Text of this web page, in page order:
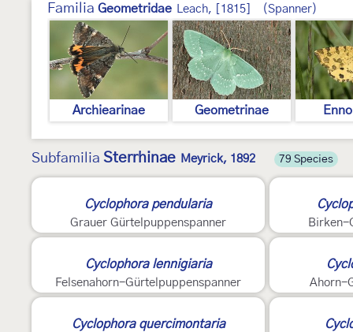
Familia Geometridae Leach, [1815] (Spanner)
Archiearinae Geometrinae
Subfamilia Sterrhinae Meyrick, 1892 79 Species
Cyclophora pendularia
Grauer Gürtelpuppenspanner Birken-
Cyclophora lennigiaria
Felsenahorn-Gürtelpuppenspanner Ahorn-
Cyclophora quercimontaria